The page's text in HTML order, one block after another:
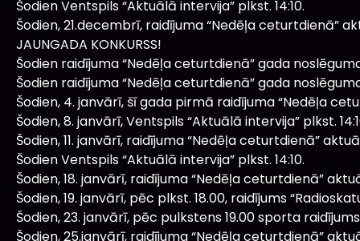
Šodien Ventspils “Aktuālā intervija” plkst. 14:10.
Šodien, 21.decembrī, raidījuma “Nedēļa ceturtdienā”
JAUNGADA KONKURSS!
Šodien raidījuma “Nedēļa ceturtdienā” gada
Šodien raidījuma “Nedēļa ceturtdienā” gada
Šodien, 4. janvārī, šī gada pirmā raidījuma “Nedēļa
Šodien, 8. janvārī, Ventspils “Aktuālā intervija” plkst.
Šodien, 11. janvārī, raidījuma “Nedēļa ceturtdienā”
Šodien Ventspils “Aktuālā intervija” plkst. 14:10.
Šodien, 18. janvārī, raidījuma “Nedēļa ceturtdienā”
Šodien, 19. janvārī, pēc plkst. 18.00, raidījums
Šodien, 23. janvārī, pēc pulkstens 19.00 sporta
Šodien, 25.janvārī, raidījuma “Nedēļa ceturtdienā”